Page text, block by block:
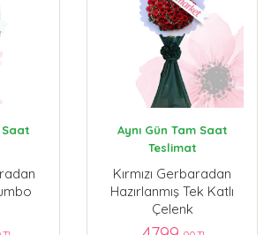
Saat
Aynı Gün Tam Saat
Teslimat
Kırmızı Gerbaradan
Hazırlanmış Tek Katlı
Çelenk